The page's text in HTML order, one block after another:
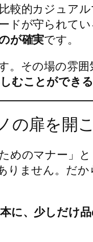
的カジュアル
が守られてい
が確実です。
その場の雰囲
むことができる
の扉を開
めのマナー」
ません。だ
に、少しだけ